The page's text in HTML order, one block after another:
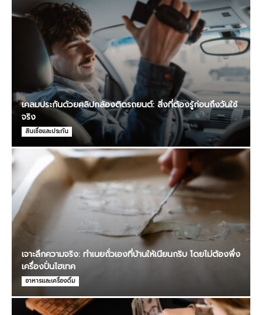
เคลมประกันด้วยคลิปกล้องติดรถยนต์: สิ่งที่ต้องรู้ก่อนถึงวันใช้
จริง
สินเชื่อและประกัน
เจาะลึกความจริง: ทำเนยถั่วเองที่บ้านให้เนียนกริบ โดยไม่ต้องพึ่ง
เครื่องปั่นไฮเทค
อาหารและเครื่องดื่ม